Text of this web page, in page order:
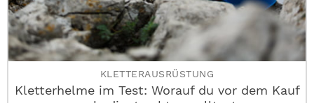
KLETTERAUSRÜSTUNG
Kletterhelme im Test: Worauf du vor dem Kauf